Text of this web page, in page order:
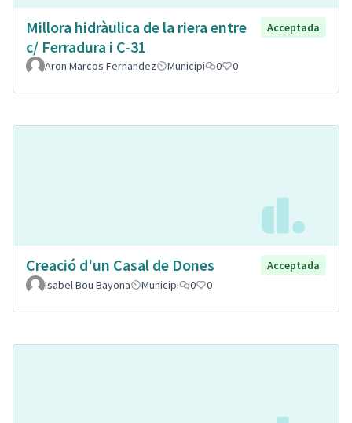
Millora hidràulica de la riera entre
c/ Ferradura i C-31
Acceptada
Aron Marcos Fernandez Municipi 0 0
Creació d'un Casal de Dones
Acceptada
Isabel Bou Bayona
Municipi 0 0